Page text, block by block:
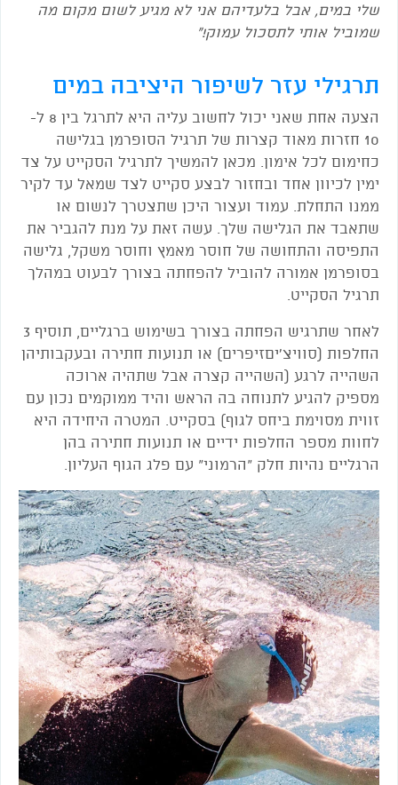
שלי במים, אבל בלעדיהם אני לא מגיע לשום מקום מה
שמוביל אותי לתסכול עמוק!"
תרגילי עזר לשיפור היציבה במים
הצעה אחת שאני יכול לחשוב עליה היא לתרגל בין 8 ל-
10 חזרות מאוד קצרות של תרגיל הסופרמן בגלישה
כחימום לכל אימון. מכאן להמשיך לתרגיל הסקייט על צד
ימין לכיוון אחד ובחזור לבצע סקייט לצד שמאל עד לקיר
ממנו התחלת. עמוד ועצור היכן שתצטרך לנשום או
שתאבד את הגלישה שלך. עשה זאת על מנת להגביר את
התפיסה והתחושה של חוסר מאמץ וחוסר משקל, גלישה
בסופרמן אמורה להוביל להפחתה בצורך לבעוט במהלך
תרגיל הסקייט.
לאחר שתרגיש הפחתה בצורך בשימוש ברגליים, תוסיף 3
החלפות (סוויצ'יםזיפרים) או תנועות חתירה ובעקבותיהן
השהייה לרגע (השהייה קצרה אבל שתהיה ארוכה
מספיק להגיע לתנוחה בה הראש והיד ממוקמים נכון עם
זווית מסוימת ביחס לגוף) בסקייט. המטרה היחידה היא
לחוות מספר החלפות ידיים או תנועות חתירה בהן
הרגליים נהיות חלק "הרמוני" עם פלג הגוף העליון.